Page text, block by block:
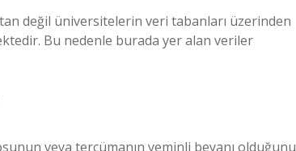
değil üniversitelerin veri tabanları üzerinden
Bu nedenle burada yer alan veriler
veya tercümanın yeminli beyanı olduğunu